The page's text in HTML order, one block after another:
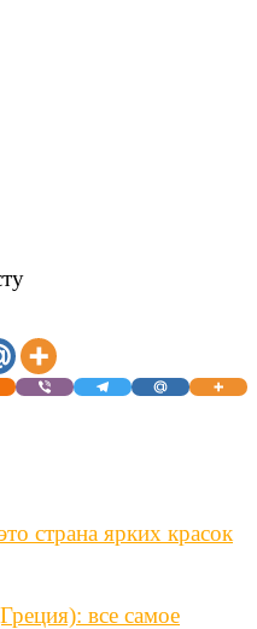
страна ярких красок
все самое